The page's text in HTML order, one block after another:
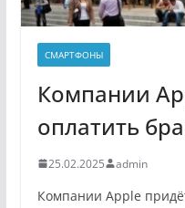
СМАРТФОНЫ
Компании
оплатить
25.02.2025 admin
Компании Apple